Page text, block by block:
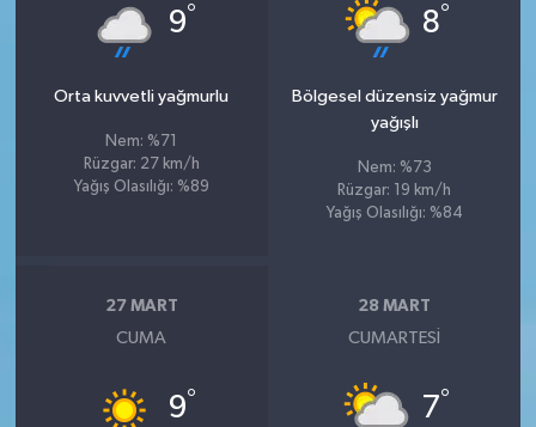
9°
Orta kuvvetli yağmurlu
Nem: %71
Rüzgar: 27 km/h
Yağış Olasılığı: %89
8°
Bölgesel düzensiz yağmur
yağışlı
Nem: %73
Rüzgar: 19 km/h
Yağış Olasılığı: %84
27 MART
CUMA
9°
28 MART
CUMARTESI
7°